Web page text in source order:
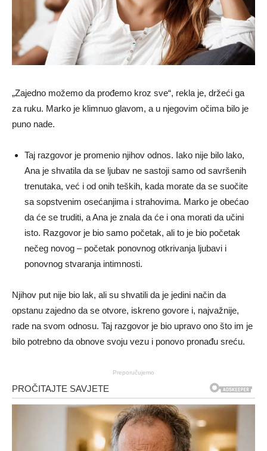
„Zajedno možemo da prođemo kroz sve“, rekla je, držeći ga
za ruku. Marko je klimnuo glavom, a u njegovim očima bilo je
puno nade.
Taj razgovor je promenio njihov odnos. Iako nije bilo lako,
Ana je shvatila da se ljubav ne sastoji samo od savršenih
trenutaka, već i od onih teških, kada morate da se suočite
sa sopstvenim osećanjima i strahovima. Marko je obećao
da će se truditi, a Ana je znala da će i ona morati da učini
isto. Razgovor je bio samo početak, ali to je bio početak
nečeg novog – početak ponovnog otkrivanja ljubavi i
ponovnog stvaranja intimnosti.
Njihov put nije bio lak, ali su shvatili da je jedini način da
opstanu zajedno da se otvore, iskreno govore i, najvažnije,
rade na svom odnosu. Taj razgovor je bio upravo ono što im je
bilo potrebno da obnove svoju vezu i ponovo pronađu sreću.
Preporučujemo